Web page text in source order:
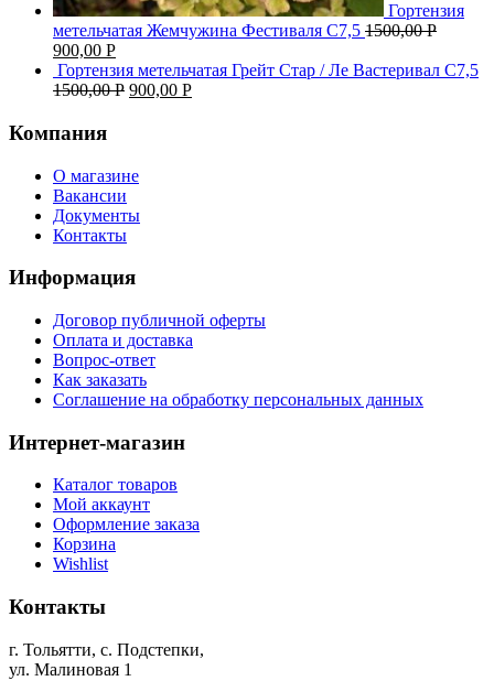
Гортензия
метельчатая Жемчужина Фестиваля С7,5 1500,00Р
900,00 Р
Гортензия метельчатая Грейт Стар / Ле Вастеривал С7,5
1500,00Р 900,00 Р
Компания
О магазине
Вакансии
Документы
Контакты
Информация
Договор публичной оферты
Оплата и доставка
Вопрос-ответ
Как заказать
Соглашение на обработку персональных данных
Интернет-магазин
Каталог товаров
Мой аккаунт
Оформление заказа
Корзина
Wishlist
Контакты
г. Тольятти, c. Подстепки,
ул. Малиновая 1